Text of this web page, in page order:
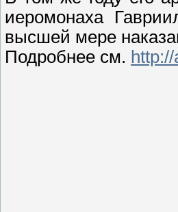
иеромонаха
высшей мере
Подробнее см.